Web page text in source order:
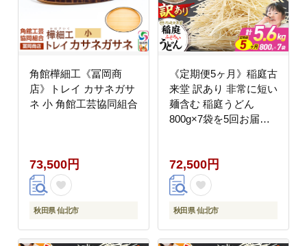
角館樺細工《冨岡商
店》トレイ カサネガサ
ネ 小 角館工芸協同組合
73,500円
秋田県 仙北市
《定期便5ヶ月》稲庭古
来堂 訳あり 非常に短い
麺含む 稲庭うどん
800g×7袋を5回お届け
干麺 干し麺 細麺 無添
加 時短 離乳食 介護食
カット手間なし ご当地
お取り寄せ 手綯 てない
カ月 5ケ月]
72,500円
秋田県 仙北市